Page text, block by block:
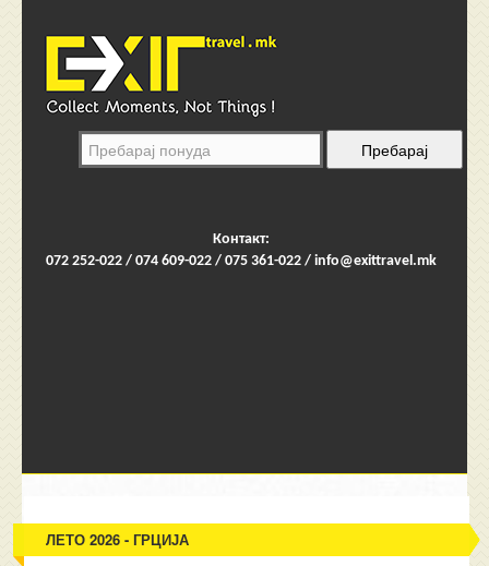
Контакт:
072 252-022 / 074 609-022 / 075 361-022 / info@exittravel.mk
ЛЕТО 2026 - ГРЦИЈА